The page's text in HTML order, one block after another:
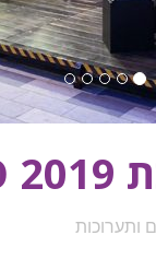
ותערוכות